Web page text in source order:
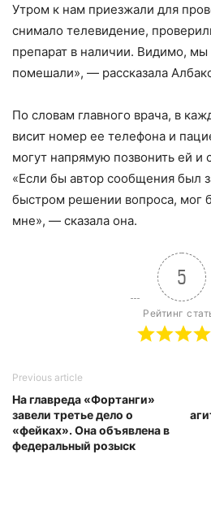
Утром к нам приезжали для
снимало телевидение,
препарат в наличии. Видимо,
помешали», — рассказала
По словам главного врача, в
висит номер ее телефона и
могут напрямую позвонить ей и
«Если бы автор сообщения был
быстром решении вопроса, мог
мне», — сказала она.
5
Рейтинг
Previous article
На главреда «Фортанги»
завели третье дело о
«фейках». Она объявлена в
федеральный розыск